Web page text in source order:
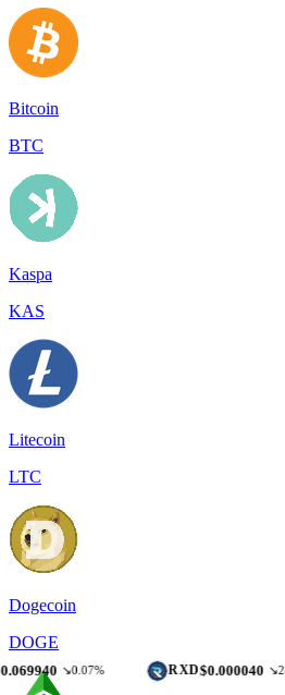
Bitcoin
BTC
Kaspa
KAS
Litecoin
LTC
Dogecoin
DOGE
↘0.07% $0.000040 ↘28.47%